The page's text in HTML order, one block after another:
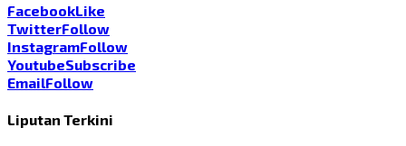
FacebookLike
TwitterFollow
InstagramFollow
YoutubeSubscribe
EmailFollow
Liputan Terkini